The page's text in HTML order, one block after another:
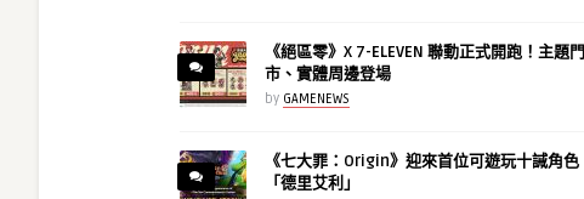
《絕區零》X 7-ELEVEN 聯動正式開跑！主題門
市、實體周邊登場
by GAMENEWS
《七大罪：Origin》迎來首位可遊玩十誡角色
「德里艾利」